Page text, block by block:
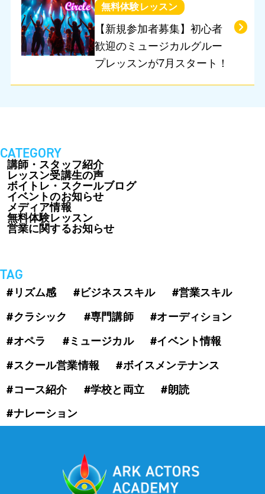
CATEGORY
講師・スタッフ紹介
レッスン受講生の声
ボイトレ・スクールブログ
イベントのお知らせ
メディア情報
無料体験レッスン
営業に関するお知らせ
TAG
#リズム感 #ビジネススキル
#営業スキル
#クラシック
#専門講師
#オーディション
#オペラ
#ミュージカル
#イベント情報
#スクール営業情報
#ボイスメンテナンス
#コース紹介
#学校と両立
#朗読
#ナレーション
無料体験レッスン
【新規参加者募集】初心者
歓迎のミュージカルグルー
プレッスンが7月スタート！